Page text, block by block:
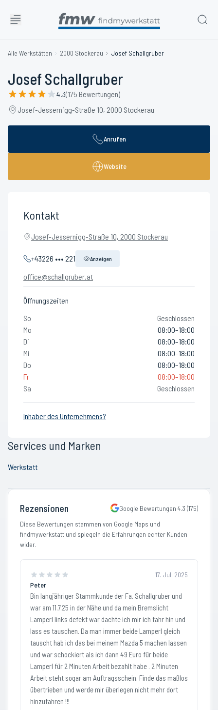
Alle Werkstätten 2000 Stockerau Josef Schallgruber
Josef Schallgruber
4.3(175 Bewertungen)
Josef-Jessernigg-Straße 10, 2000 Stockerau
Anrufen
Website
Kontakt
Josef-Jessernigg-Straße 10, 2000 Stockerau
+43226 ••• 221 Anzeigen
office@schallgruber.at
Öffnungszeiten
So
Geschlossen
Mo
08:00–18:00
Di
08:00–18:00
Mi
08:00–18:00
Do
08:00–18:00
Fr
08:00–18:00
Sa
Geschlossen
Inhaber des Unternehmens?
Services und Marken
Werkstatt
Rezensionen Google Bewertungen 4.3 (175)
Diese Bewertungen stammen von Google Maps und
findmywerkstatt und spiegeln die Erfahrungen echter Kunden
wider.
17. Juli 2025
Peter
Bin langjähriger Stammkunde der Fa. Schallgruber und
war am 11.7.25 in der Nähe und da mein Bremslicht
Lamperl links defekt war dachte ich mir ich fahr hin und
lass es tauschen. Da man immer beide Lamperl gleich
tauscht hab ich das bei meinem Mazda 5 machen lassen
und war schockiert als ich dann 49 Euro für beide
Lamperl für 2 Minuten Arbeit bezahlt habe . 2 Minuten
Arbeit steht sogar am Auftragsschein. Finde das maßlos
übertrieben und werde mir überlegen nicht mehr dort
hinzufahren !!!